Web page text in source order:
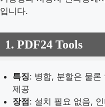
입니다.
1. PDF24 Tools
특징: 병합, 분할은 물론
제공
장점: 설치 필요 없음,